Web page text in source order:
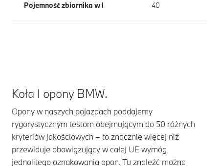
Pojemność zbiornika w l 40
Koła I opony BMW.
Opony w naszych pojazdach poddajemy
rygorystycznym testom obejmującym do 50 różnych
kryteriów jakościowych – to znacznie więcej niż
przewiduje obowiązujący w całej UE wymóg
jednolitego oznakowania opon. Tu znaleźć można